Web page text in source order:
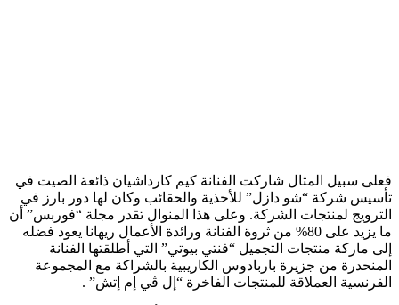
فعلى سبيل المثال شاركت الفنانة كيم كارداشيان ذائعة الصيت في
تأسيس شركة “شو دازل” للأحذية والحقائب وكان لها دور بارز في
الترويج لمنتجات الشركة. وعلى هذا المنوال تقدر مجلة “فوربس” أن
ما يزيد على 80% من ثروة الفنانة ورائدة الأعمال ريهانا يعود فضله
إلى ماركة منتجات التجميل “فنتي بيوتي” التي أطلقتها الفنانة
المنحدرة من جزيرة باربادوس الكاريبية بالشراكة مع المجموعة
الفرنسية العملاقة للمنتجات الفاخرة “إل ڤي إم إتش” .